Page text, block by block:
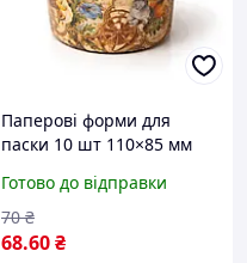
Паперові форми для
паски 10 шт 110×85 мм
форми для випічки,
великодні, Вікторіанські
Готово до відправки
68.60₴
70 ₴